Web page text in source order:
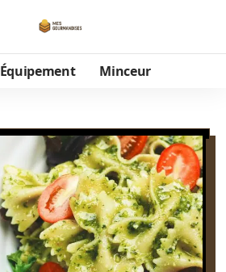
Équipement Minceur